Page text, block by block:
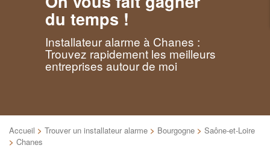
du temps !
Installateur alarme à Chanes :
Trouvez rapidement les meilleurs
entreprises autour de moi
Accueil > Trouver un installateur alarme > Bourgogne > Saône-et-Loire
> Chanes